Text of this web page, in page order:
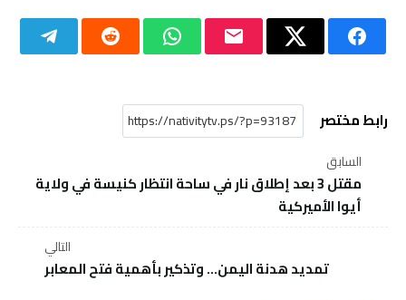
رابط مختصر
السابق
مقتل 3 بعد إطلاق نار في ساحة انتظار كنيسة في ولاية
أيوا الأميركية
التالي
تمديد هدنة اليمن... وتذكير بأهمية فتح المعابر